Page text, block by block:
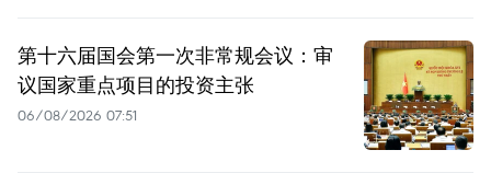
第十六届国会第一次非常规会议：审
议国家重点项目的投资主张
06/08/2026 07:51